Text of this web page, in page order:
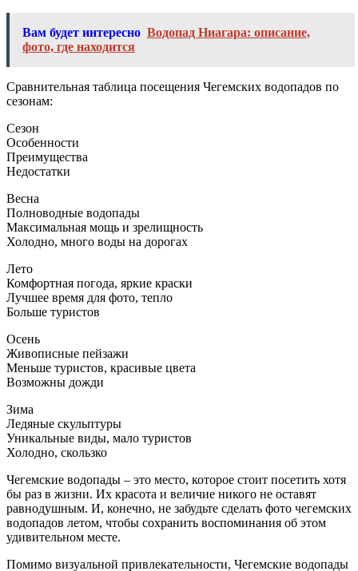
Вам будет интересно Водопад Ниагара: описание,
фото, где находится
Сравнительная таблица посещения Чегемских водопадов по
сезонам:
Сезон
Особенности
Преимущества
Недостатки
Весна
Полноводные водопады
Максимальная мощь и зрелищность
Холодно, много воды на дорогах
Лето
Комфортная погода, яркие краски
Лучшее время для фото, тепло
Больше туристов
Осень
Живописные пейзажи
Меньше туристов, красивые цвета
Возможны дожди
Зима
Ледяные скульптуры
Уникальные виды, мало туристов
Холодно, скользко
Чегемские водопады – это место, которое стоит посетить хотя
бы раз в жизни. Их красота и величие никого не оставят
равнодушным. И, конечно, не забудьте сделать фото чегемских
водопадов летом, чтобы сохранить воспоминания об этом
удивительном месте.
Помимо визуальной привлекательности, Чегемские водопады